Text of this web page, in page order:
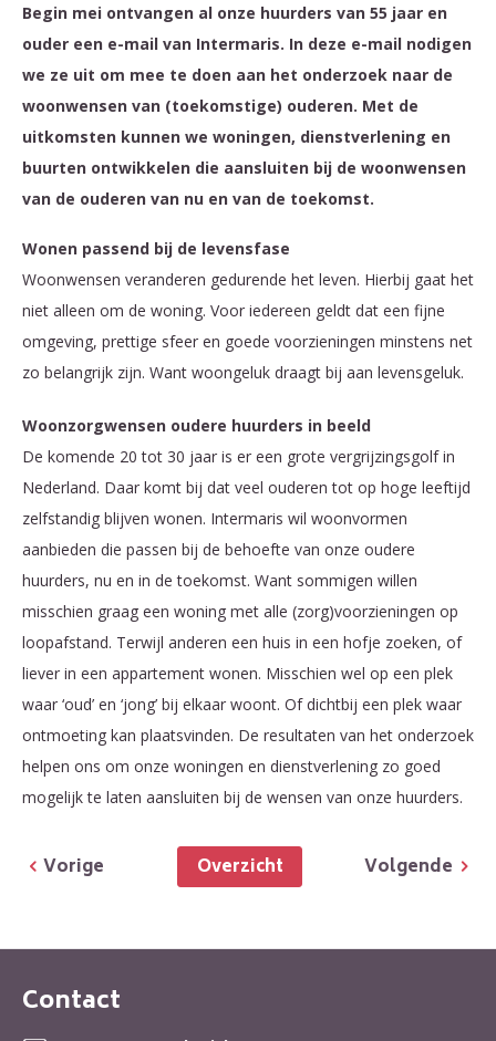
Begin mei ontvangen al onze huurders van 55 jaar en
ouder een e-mail van Intermaris. In deze e-mail nodigen
we ze uit om mee te doen aan het onderzoek naar de
woonwensen van (toekomstige) ouderen. Met de
uitkomsten kunnen we woningen, dienstverlening en
buurten ontwikkelen die aansluiten bij de woonwensen
van de ouderen van nu en van de toekomst.
Wonen passend bij de levensfase
Woonwensen veranderen gedurende het leven. Hierbij gaat het
niet alleen om de woning. Voor iedereen geldt dat een fijne
omgeving, prettige sfeer en goede voorzieningen minstens net
zo belangrijk zijn. Want woongeluk draagt bij aan levensgeluk.
Woonzorgwensen oudere huurders in beeld
De komende 20 tot 30 jaar is er een grote vergrijzingsgolf in
Nederland. Daar komt bij dat veel ouderen tot op hoge leeftijd
zelfstandig blijven wonen. Intermaris wil woonvormen
aanbieden die passen bij de behoefte van onze oudere
huurders, nu en in de toekomst. Want sommigen willen
misschien graag een woning met alle (zorg)voorzieningen op
loopafstand. Terwijl anderen een huis in een hofje zoeken, of
liever in een appartement wonen. Misschien wel op een plek
waar ‘oud’ en ‘jong’ bij elkaar woont. Of dichtbij een plek waar
ontmoeting kan plaatsvinden. De resultaten van het onderzoek
helpen ons om onze woningen en dienstverlening zo goed
mogelijk te laten aansluiten bij de wensen van onze huurders.
Volgende
Overzicht
Vorige
Contactinformatie
Contact